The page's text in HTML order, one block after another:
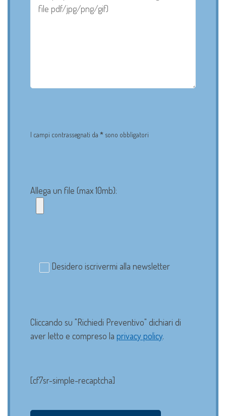
I campi contrassegnati da * sono obbligatori
Allega un file (max 10mb):
Desidero iscrivermi alla newsletter
Cliccando su "Richiedi Preventivo" dichiari di
aver letto e compreso la privacy policy.
[cf7sr-simple-recaptcha]